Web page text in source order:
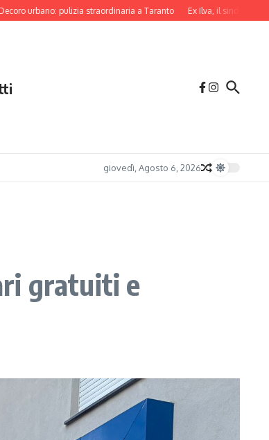
pulizia straordinaria a Taranto Ex Ilva, il sindaco di Taranto
giovedì, Agosto 6, 2026
gratuiti e